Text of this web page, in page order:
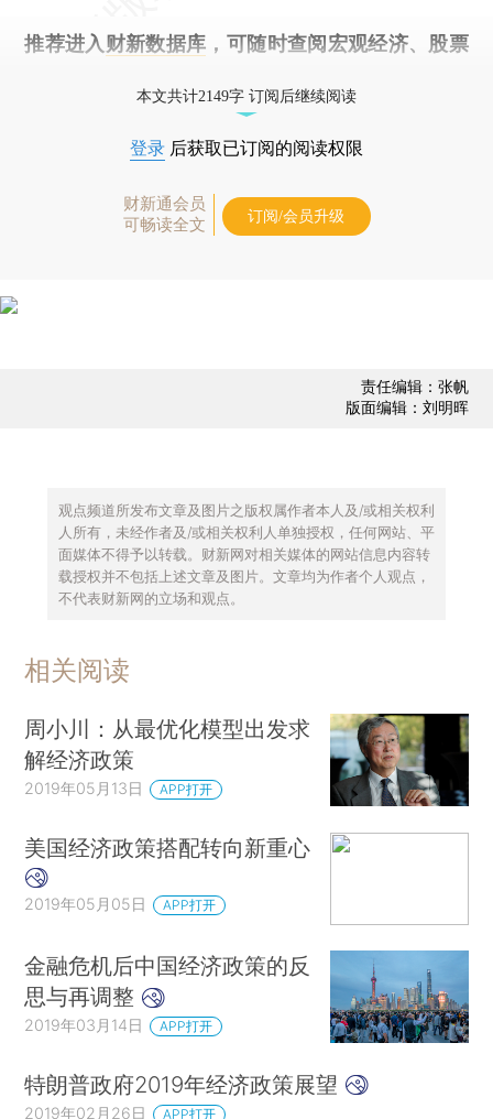
推荐进入 财新数据库 ，可随时查阅宏观经济、股票
本文共计2149字 订阅后继续阅读
登录 后获取已订阅的阅读权限
财新通会员
可畅读全文
订阅/会员升级
责任编辑：张帆
版面编辑：刘明晖
观点频道所发布文章及图片之版权属作者本人及/或相关权利
人所有，未经作者及/或相关权利人单独授权，任何网站、平
面媒体不得予以转载。财新网对相关媒体的网站信息内容转
载授权并不包括上述文章及图片。文章均为作者个人观点，
不代表财新网的立场和观点。
相关阅读
周小川：从最优化模型出发求
解经济政策
2019年05月13日 APP打开
美国经济政策搭配转向新重心
2019年05月05日 APP打开
金融危机后中国经济政策的反
思与再调整
2019年03月14日 APP打开
特朗普政府2019年经济政策展望
2019年02月26日 APP打开